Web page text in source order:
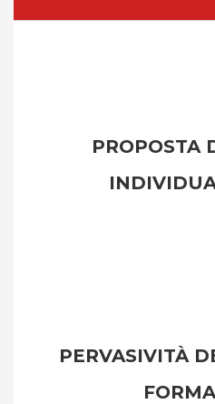
PROPOSTA
PERVASIVITÀ